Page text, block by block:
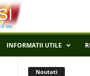
INFORMATII UTILE
Noutati